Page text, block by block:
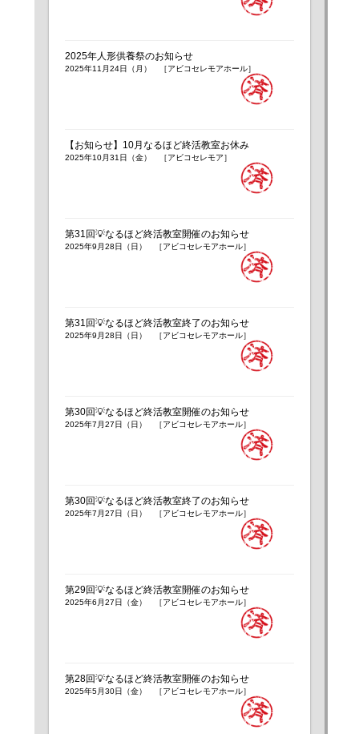
2025年人形供養祭のお知らせ
2025年11月24日（月） ［アビコセレモアホール］
【お知らせ】10月なるほど終活教室お休み
2025年10月31日（金） ［アビコセレモア］
第31回💡なるほど終活教室開催のお知らせ
2025年9月28日（日） ［アビコセレモアホール］
第31回💡なるほど終活教室終了のお知らせ
2025年9月28日（日） ［アビコセレモアホール］
第30回💡なるほど終活教室開催のお知らせ
2025年7月27日（日） ［アビコセレモアホール］
第30回💡なるほど終活教室終了のお知らせ
2025年7月27日（日） ［アビコセレモアホール］
第29回💡なるほど終活教室開催のお知らせ
2025年6月27日（金） ［アビコセレモアホール］
第28回💡なるほど終活教室開催のお知らせ
2025年5月30日（金） ［アビコセレモアホール］